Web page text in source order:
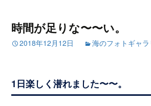
時間が足りな〜〜い。
2018年12月12日 海のフォトギャラ
1日楽しく潜れました〜〜。